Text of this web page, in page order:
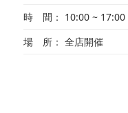
時 間
10:00 ~ 17:00
場 所
全店開催